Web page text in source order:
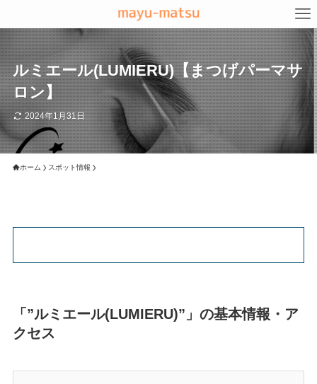
ルミエール(LUMIERU)【まつげパーマサ
ロン】
2024年1月31日
ホーム スポット情報
「”ルミエール(LUMIERU)”」の基本情報・ア
クセス